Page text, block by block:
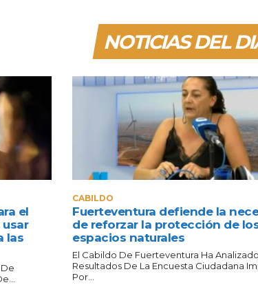
NOTICIAS DEL
el
las
CABILDO
Fuerteventura defiende la
de reforzar la protección de
espacios naturales
El Cabildo De Fuerteventura Ha
Resultados De La Encuesta Ciudadana
Por...